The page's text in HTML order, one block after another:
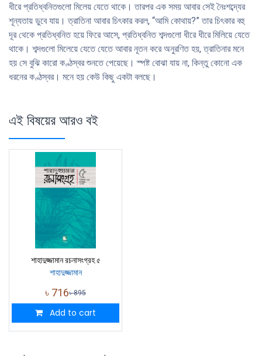
ধীরে প্রতিধ্বনিতগুলো মিলেয় যেতে থাকে। তারপর এক সময় আবার সেই নৈঃশব্দ্যের
শূন্যতায় ডুবে যায়। ত্রাতিনা আবার চিৎকার করল, “আমি কোথায়?” তার চিৎকার বহু
দূর থেকে প্রতিধ্বনিত হয়ে ফিরে আসে, প্রতিধ্বনিত শব্দগুলো ধীরে ধীরে মিলিয়ে যেতে
থাকে। শব্দগুলো মিলেয়ে যেতে যেতে আবার নূতন করে অনুরণিত হয়, ত্রাতিনার মনে
হয় সে বুঝি কারো কণ্ঠস্বর শুনতে পেয়েছে। স্পষ্ট বোঝা যায় না, কিন্তু কোনো এক
ধরনের কণ্ঠস্বর। মনে হয় কেউ কিছু একটা বলছে।
এই বিষয়ের আরও বই
শাহাদুজ্জামান রচনাসংগ্রহ ৫
শাহাদুজ্জামান
৳ 716৳895
Add to cart